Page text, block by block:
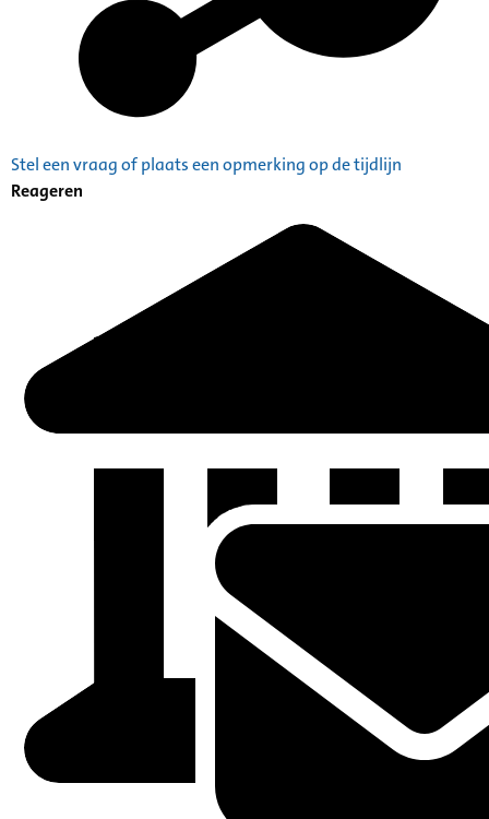
Stel een vraag of plaats een opmerking op de tijdlijn
Reageren